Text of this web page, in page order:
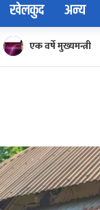
खेलकुद अन्य
एक वर्षे मुख्यमन्त्री